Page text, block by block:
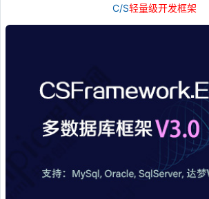
C/S轻量级开发框架